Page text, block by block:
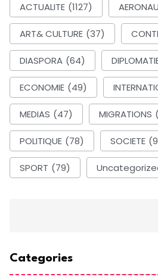
ACTUALITE (1127)
ART& CULTURE (37)
DIASPORA (64)
ECONOMIE (49)
MEDIAS (47) MIGRATIONS
POLITIQUE (78) SOCIETE
SPORT (79)
Categories